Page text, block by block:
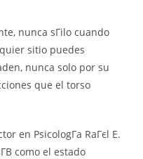
nunca sГіlo cuando
sitio puedes
nunca solo por su
que el torso
en PsicologГ­a RaГєl E.
como el estado